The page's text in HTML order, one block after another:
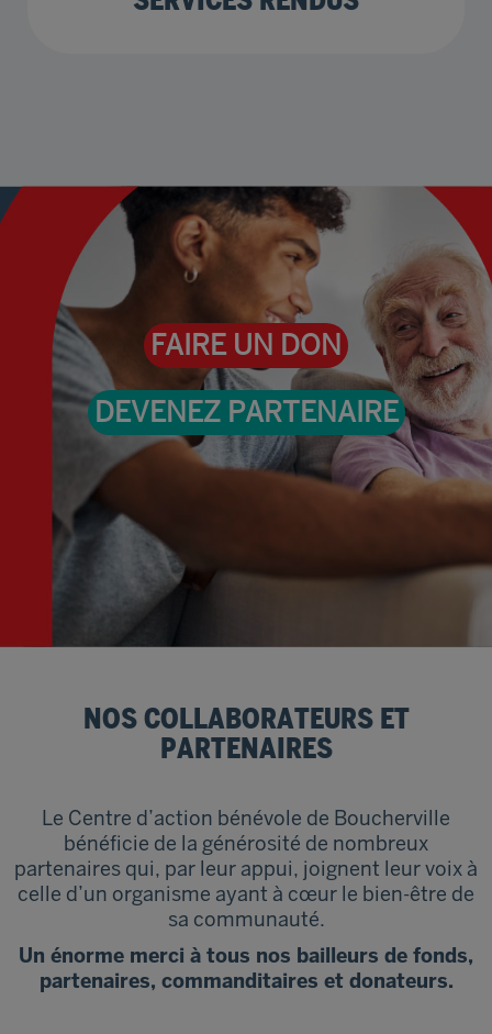
FAIRE UN DON
DEVENEZ PARTENAIRE
NOS COLLABORATEURS ET
PARTENAIRES
Le Centre d’action bénévole de Boucherville
bénéficie de la générosité de nombreux
partenaires qui, par leur appui, joignent leur voix à
celle d’un organisme ayant à cœur le bien-être de
sa communauté.
Un énorme merci à tous nos bailleurs de fonds,
partenaires, commanditaires et donateurs.